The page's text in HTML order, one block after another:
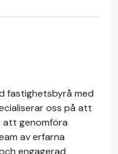
fastighetsbyrå med
oss på att
att genomföra
av erfarna
engagerad